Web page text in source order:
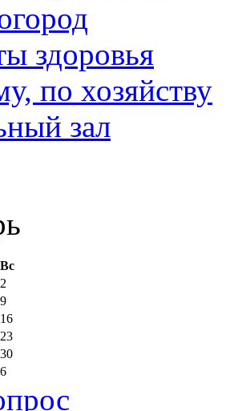
здоровья
по хозяйству
зал
Вс
2
9
16
23
30
6